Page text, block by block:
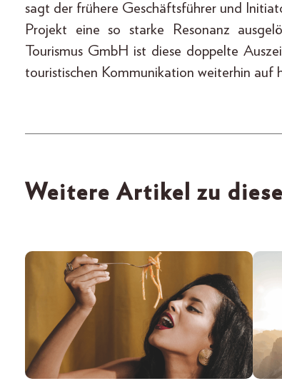
sagt der frühere Geschäftsführer und
Projekt eine so starke Resonanz
Tourismus GmbH ist diese doppelte
touristischen Kommunikation weiterhin auf
Weitere Artikel zu